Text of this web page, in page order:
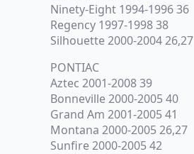
Ninety-Eight 1994-1996 36
Regency 1997-1998 38
Silhouette 2000-2004 26,27
PONTIAC
Aztec 2001-2008 39
Bonneville 2000-2005 40
Grand Am 2001-2005 41
Montana 2000-2005 26,27
Sunfire 2000-2005 42